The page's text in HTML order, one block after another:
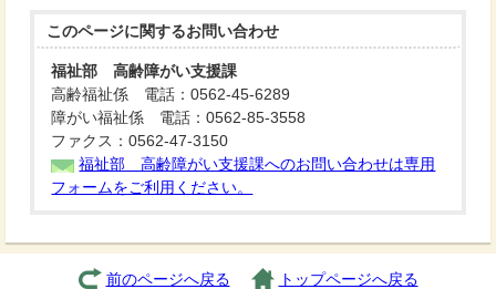
このページに関するお問い合わせ
福祉部 高齢障がい支援課
高齢福祉係 電話：0562-45-6289
障がい福祉係 電話：0562-85-3558
ファクス：0562-47-3150
福祉部 高齢障がい支援課へのお問い合わせは専用
フォームをご利用ください。
前のページへ戻る トップページへ戻る